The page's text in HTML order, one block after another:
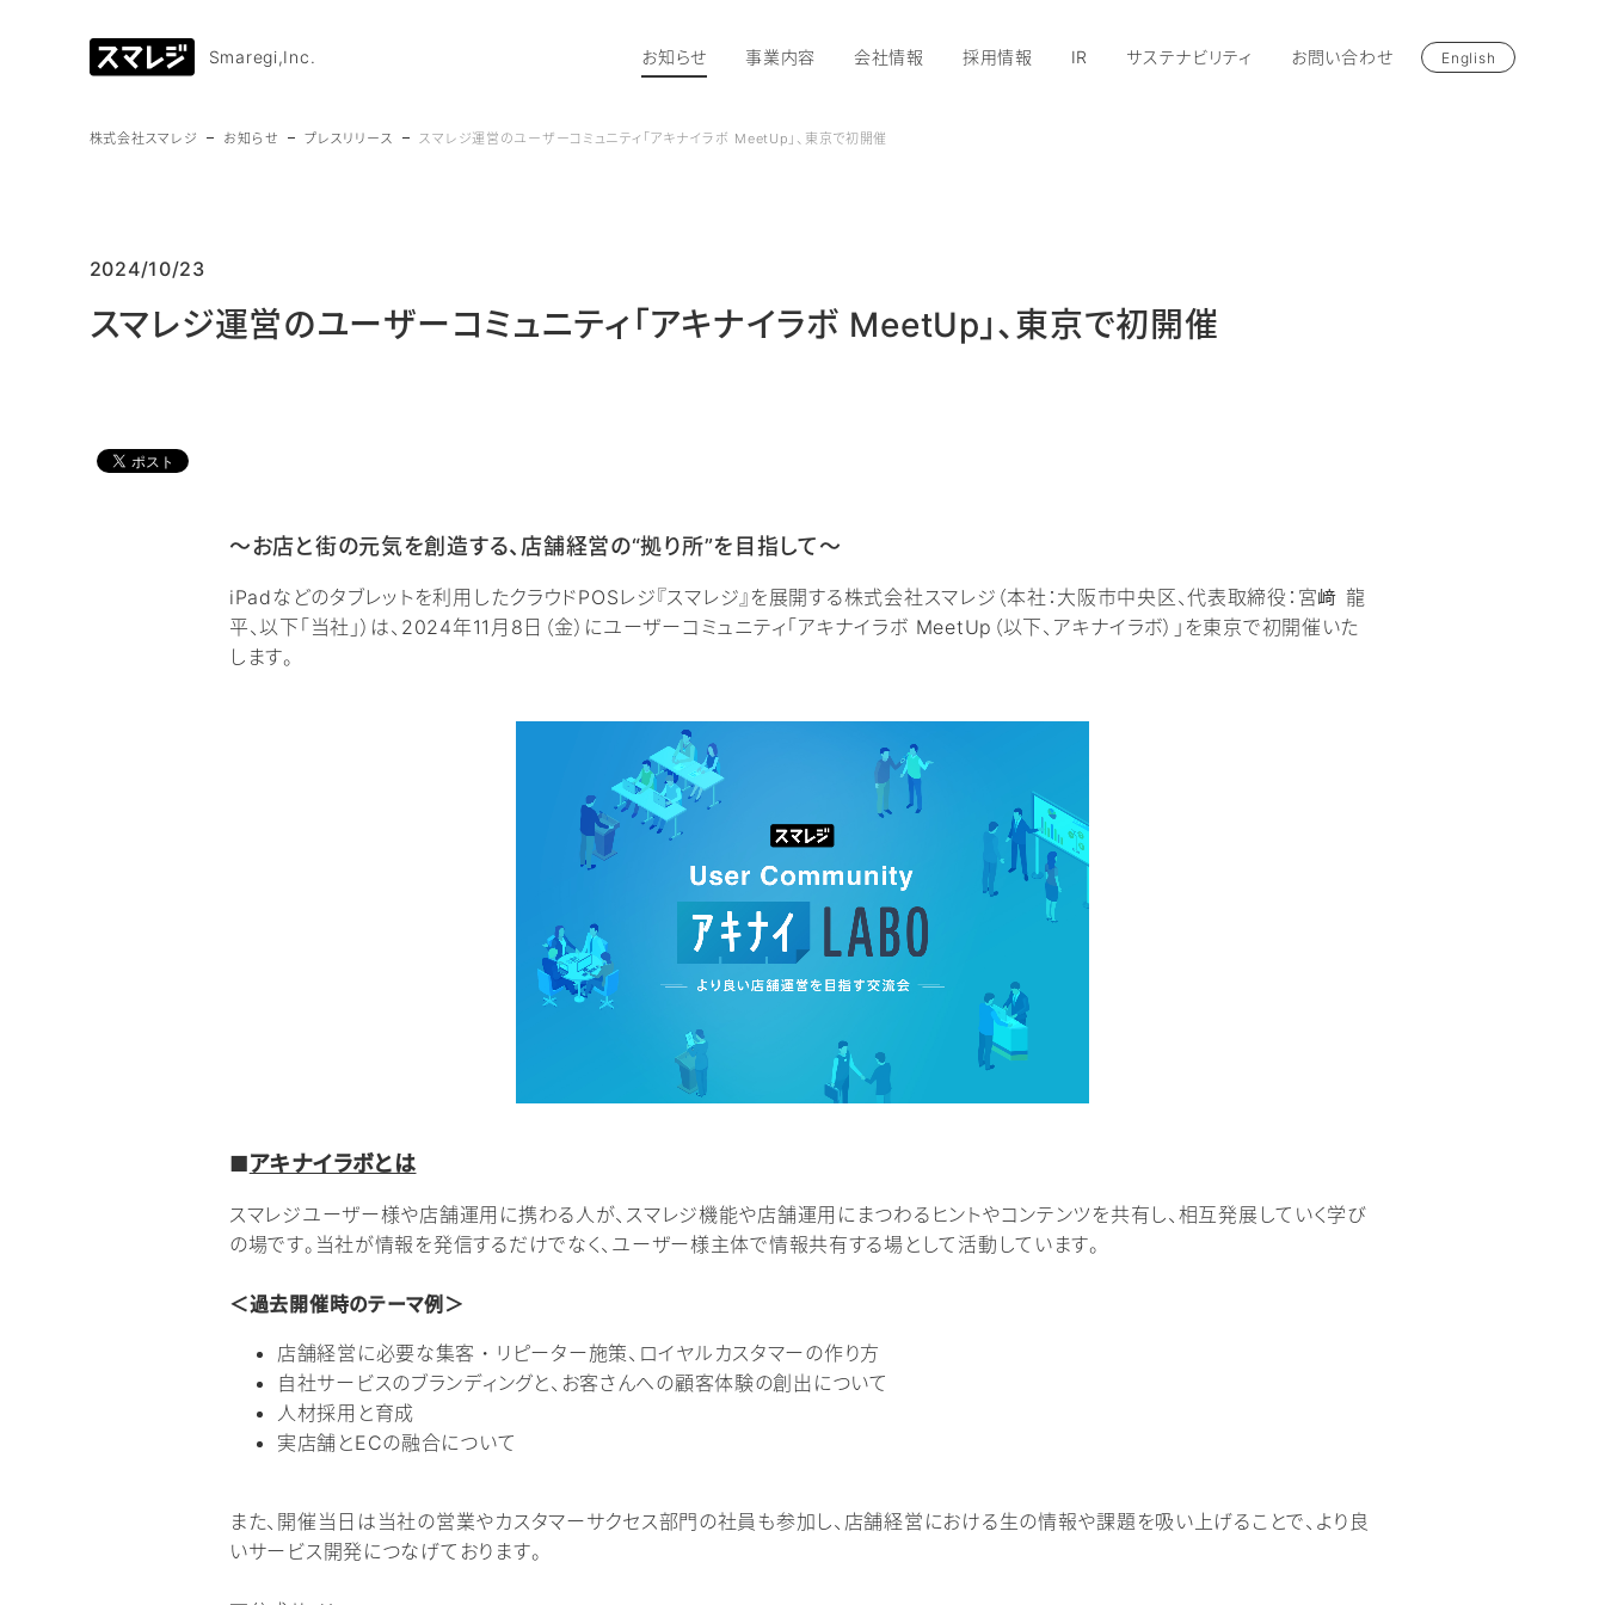
Smaregi,Inc. お知らせ 事業内容 会社情報 採用情報 IR サステナビリティ お問い合わせ English
株式会社スマレジ お知らせ プレスリリース スマレジ運営のユーザーコミュニティ「アキナイラボ MeetUp」、東京で初開催
2024/10/23
スマレジ運営のユーザーコミュニティ「アキナイラボ MeetUp」、東京で初開催
～お店と街の元気を創造する、店舗経営の“拠り所”を目指して～
iPadなどのタブレットを利用したクラウドPOSレジ『スマレジ』を展開する株式会社スマレジ（本社：大阪市中央区、代表取締役：宮﨑 龍
平、以下「当社」）は、2024年11月8日（金）にユーザーコミュニティ「アキナイラボ MeetUp（以下、アキナイラボ）」を東京で初開催いた
します。
■アキナイラボとは
スマレジユーザー様や店舗運用に携わる人が、スマレジ機能や店舗運用にまつわるヒントやコンテンツを共有し、相互発展していく学び
の場です。当社が情報を発信するだけでなく、ユーザー様主体で情報共有する場として活動しています。
＜過去開催時のテーマ例＞
店舗経営に必要な集客・リピーター施策、ロイヤルカスタマーの作り方
自社サービスのブランディングと、お客さんへの顧客体験の創出について
人材採用と育成
実店舗とECの融合について
また、開催当日は当社の営業やカスタマーサクセス部門の社員も参加し、店舗経営における生の情報や課題を吸い上げることで、より良
いサービス開発につなげております。